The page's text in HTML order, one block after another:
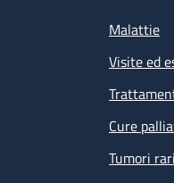
Malattie
Visite ed
Cure
Tumori rari